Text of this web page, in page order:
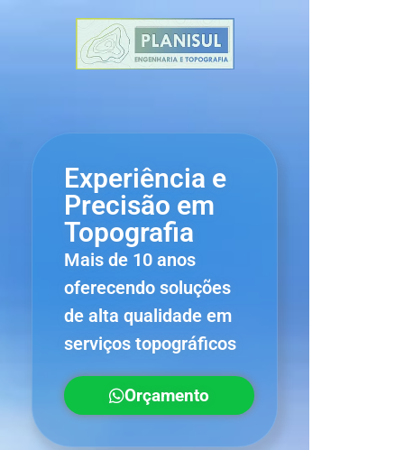
Experiência e
Precisão em
Topografia
Mais de 10 anos
oferecendo soluções
de alta qualidade em
serviços topográficos
Orçamento